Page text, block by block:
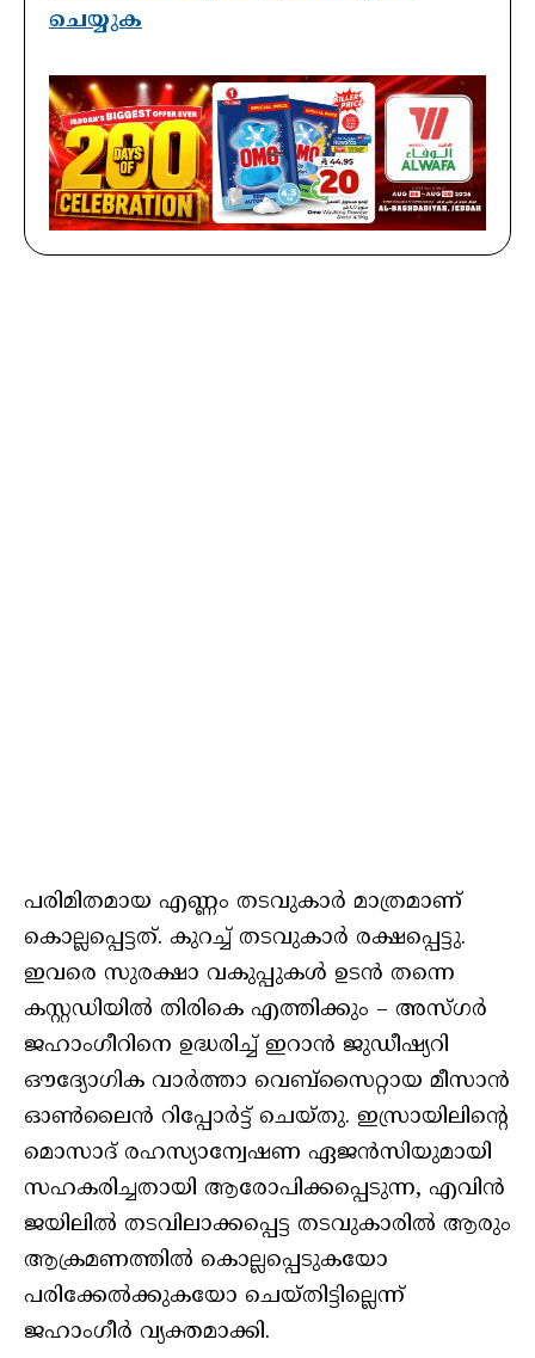
ചെയ്യുക
പരിമിതമായ എണ്ണം തടവുകാര്‍ മാത്രമാണ്
കൊല്ലപ്പെട്ടത്. കുറച്ച് തടവുകാര്‍ രക്ഷപ്പെട്ടു.
ഇവരെ സുരക്ഷാ വകുപ്പുകള്‍ ഉടന്‍ തന്നെ
കസ്റ്റഡിയില്‍ തിരികെ എത്തിക്കും – അസ്ഗര്‍
ജഹാംഗീറിനെ ഉദ്ധരിച്ച് ഇറാന്‍ ജുഡീഷ്യറി
ഔദ്യോഗിക വാര്‍ത്താ വെബ്സൈറ്റായ മീസാന്‍
ഓണ്‍ലൈന്‍ റിപ്പോര്‍ട്ട് ചെയ്തു. ഇസ്രായിലിന്റെ
മൊസാദ് രഹസ്യാന്വേഷണ ഏജന്‍സിയുമായി
സഹകരിച്ചതായി ആരോപിക്കപ്പെടുന്ന, എവിന്‍
ജയിലില്‍ തടവിലാക്കപ്പെട്ട തടവുകാരില്‍ ആരും
ആക്രമണത്തില്‍ കൊല്ലപ്പെടുകയോ
പരിക്കേല്‍ക്കുകയോ ചെയ്തിട്ടില്ലെന്ന്
ജഹാംഗീര്‍ വ്യക്തമാക്കി.